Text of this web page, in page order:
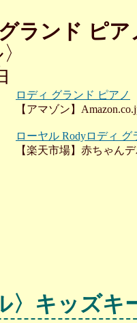
ランド ピア
ロディ グランド ピアノ
【アマゾン】
ローヤル Rodyロディ グ
【楽天市場】赤ちゃん
〉キッズキ